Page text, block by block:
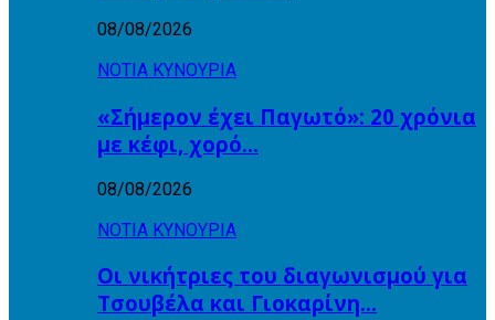
08/08/2026
ΝΟΤΙΑ ΚΥΝΟΥΡΙΑ
«Σήμερον έχει Παγωτό»: 20 χρόνια
με κέφι, χορό…
08/08/2026
ΝΟΤΙΑ ΚΥΝΟΥΡΙΑ
Οι νικήτριες του διαγωνισμού για
Τσουβέλα και Γιοκαρίνη…